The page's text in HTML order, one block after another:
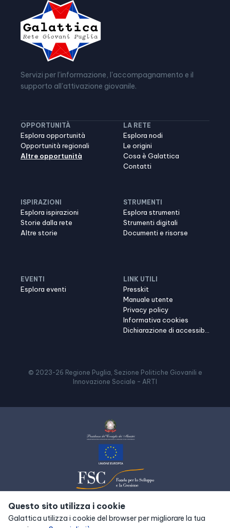
Servizi per l'informazione, l'accompagnamento e il
supporto all'attivazione giovanile.
OPPORTUNITÀ
Esplora opportunità
Opportunità regionali
Altre opportunità
LA RETE
Esplora nodi
Le origini
Cosa è Galattica
Contatti
ISPIRAZIONI
Esplora ispirazioni
Storie dalla rete
Altre storie
STRUMENTI
Esplora strumenti
Strumenti digitali
Documenti e risorse
EVENTI
Esplora eventi
LINK UTILI
Presskit
Manuale utente
Privacy policy
Informativa cookies
© 2023-26 Regione Puglia, Sezione Politiche Giovanili e
Innovazione Sociale – ARTI
Questo sito utilizza i cookie
Galattica utilizza i cookie del browser per migliorare la tua